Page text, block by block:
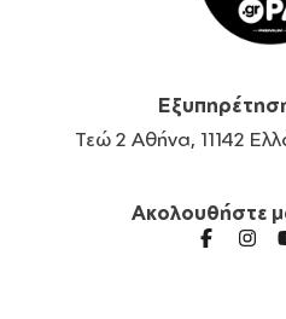
Τεώ 2 Αθήνα, 11142
Ακολουθήστε